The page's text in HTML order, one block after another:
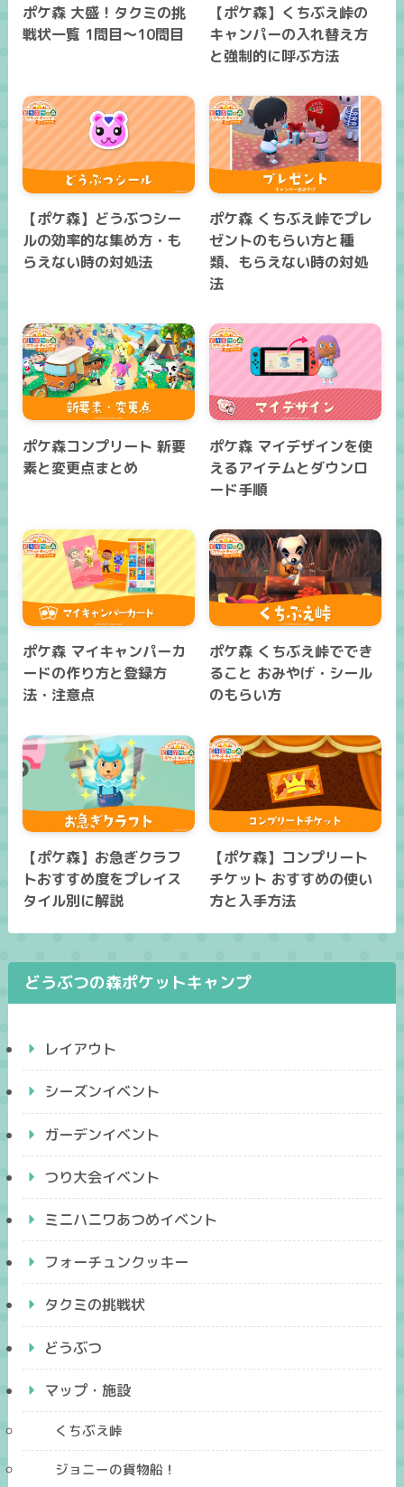
ポケ森 大盛！タクミの挑
戦状一覧 1問目～10問目
【ポケ森】くちぶえ峠の
キャンパーの入れ替え方
と強制的に呼ぶ方法
【ポケ森】どうぶつシー
ルの効率的な集め方・も
らえない時の対処法
ポケ森 くちぶえ峠でプレ
ゼントのもらい方と種
類、もらえない時の対処
法
ポケ森コンプリート 新要
素と変更点まとめ
ポケ森 マイデザインを使
えるアイテムとダウンロ
ード手順
ポケ森 マイキャンパーカ
ードの作り方と登録方
法・注意点
ポケ森 くちぶえ峠ででき
ること おみやげ・シール
のもらい方
【ポケ森】お急ぎクラフ
トおすすめ度をプレイス
タイル別に解説
【ポケ森】コンプリート
チケット おすすめの使い
方と入手方法
どうぶつの森ポケットキャンプ
レイアウト
シーズンイベント
ガーデンイベント
つり大会イベント
ミニハニワあつめイベント
フォーチュンクッキー
タクミの挑戦状
どうぶつ
マップ・施設
くちぶえ峠
ジョニーの貨物船！